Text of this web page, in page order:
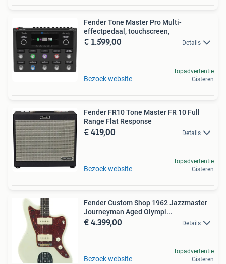
Fender Tone Master Pro Multi-
effectpedaal, touchscreen,
€ 1.599,00 Details
Bezoek website
Topadvertentie
Gisteren
Fender FR10 Tone Master FR 10 Full
Range Flat Response
€ 419,00 Details
Bezoek website
Topadvertentie
Gisteren
Fender Custom Shop 1962 Jazzmaster
Journeyman Aged Olympi...
€ 4.399,00 Details
Bezoek website
Topadvertentie
Gisteren